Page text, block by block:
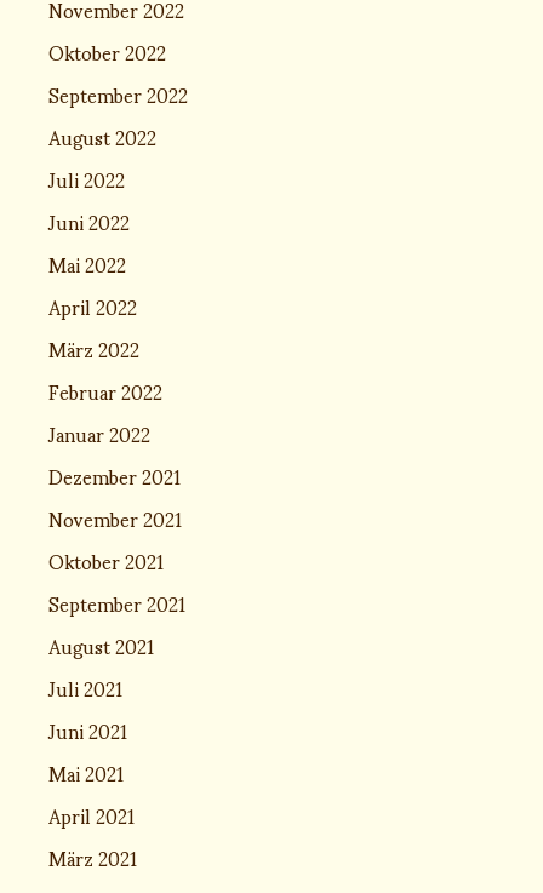
Oktober 2022
September 2022
August 2022
Juli 2022
Juni 2022
Mai 2022
April 2022
März 2022
Februar 2022
Januar 2022
Dezember 2021
November 2021
Oktober 2021
September 2021
August 2021
Juli 2021
Juni 2021
Mai 2021
April 2021
März 2021